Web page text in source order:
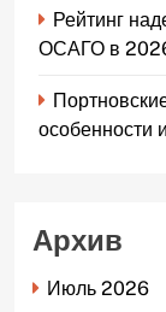
Рейтинг
ОСАГО в 2026
особенности
Архив
Июль 2026